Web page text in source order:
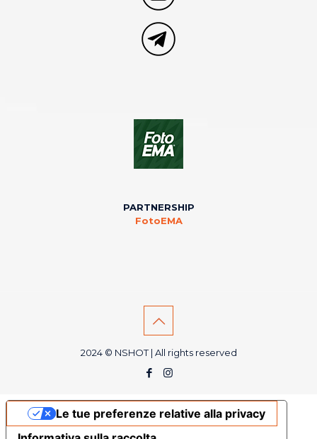
PARTNERSHIP
FotoEMA
2024 © NSHOT | All rights reserved
Le tue preferenze relative alla privacy